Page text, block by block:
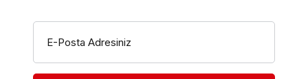
E-Posta Adresiniz